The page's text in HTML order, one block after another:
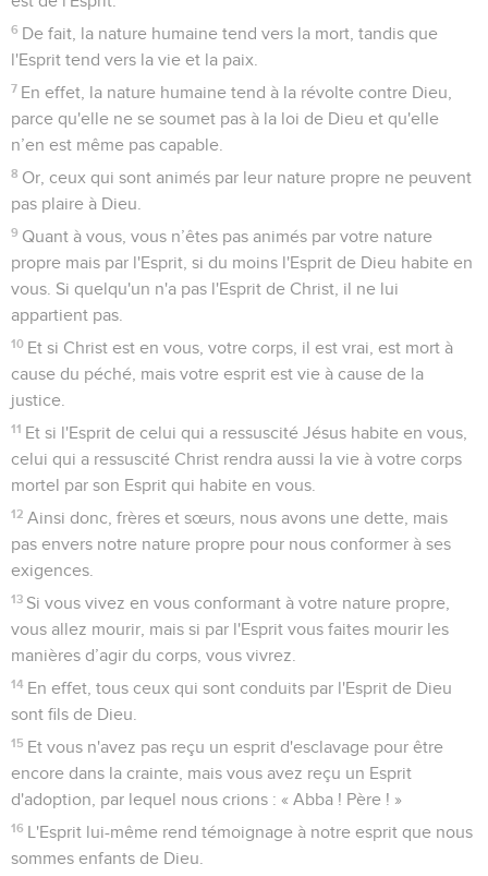
6 De fait, la nature humaine tend vers la mort, tandis que
l'Esprit tend vers la vie et la paix.
7 En effet, la nature humaine tend à la révolte contre Dieu,
parce qu'elle ne se soumet pas à la loi de Dieu et qu'elle
n’en est même pas capable.
8 Or, ceux qui sont animés par leur nature propre ne peuvent
pas plaire à Dieu.
9 Quant à vous, vous n’êtes pas animés par votre nature
propre mais par l'Esprit, si du moins l'Esprit de Dieu habite en
vous. Si quelqu'un n'a pas l'Esprit de Christ, il ne lui
appartient pas.
10 Et si Christ est en vous, votre corps, il est vrai, est mort à
cause du péché, mais votre esprit est vie à cause de la
justice.
11 Et si l'Esprit de celui qui a ressuscité Jésus habite en vous,
celui qui a ressuscité Christ rendra aussi la vie à votre corps
mortel par son Esprit qui habite en vous.
12 Ainsi donc, frères et sœurs, nous avons une dette, mais
pas envers notre nature propre pour nous conformer à ses
exigences.
13 Si vous vivez en vous conformant à votre nature propre,
vous allez mourir, mais si par l'Esprit vous faites mourir les
manières d’agir du corps, vous vivrez.
14 En effet, tous ceux qui sont conduits par l'Esprit de Dieu
sont fils de Dieu.
15 Et vous n'avez pas reçu un esprit d'esclavage pour être
encore dans la crainte, mais vous avez reçu un Esprit
d'adoption, par lequel nous crions : « Abba ! Père ! »
16 L'Esprit lui-même rend témoignage à notre esprit que nous
sommes enfants de Dieu.